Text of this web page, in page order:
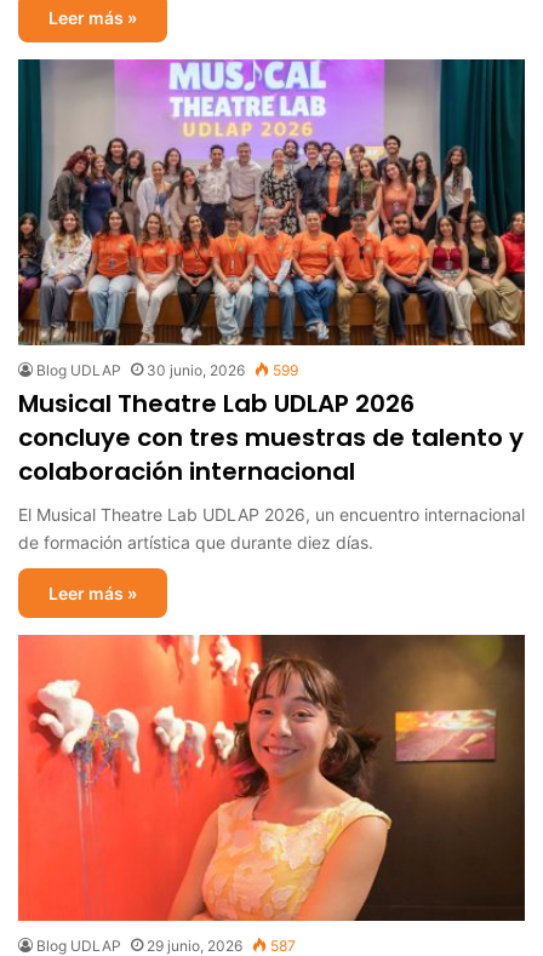
Leer más »
Blog UDLAP 30 junio, 2026 599
Musical Theatre Lab UDLAP 2026
concluye con tres muestras de talento y
colaboración internacional
El Musical Theatre Lab UDLAP 2026, un encuentro internacional
de formación artística que durante diez días.
Leer más »
Blog UDLAP 29 junio, 2026 587